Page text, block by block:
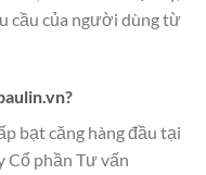
cầu của người dùng từ
bạt căng hàng đầu tại
Cổ phần Tư vấn